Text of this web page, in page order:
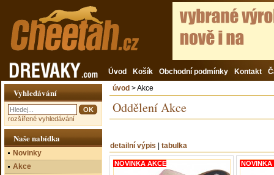
Úvod Košík Obchodní podmínky Kontakt
úvod > Akce
Oddělení Akce
detailní výpis tabulka
NOVINKA AKCE NOVINKA
Vyhledávání
rozšířené vyhledávání
Naše nabídka
Novinky
Akce